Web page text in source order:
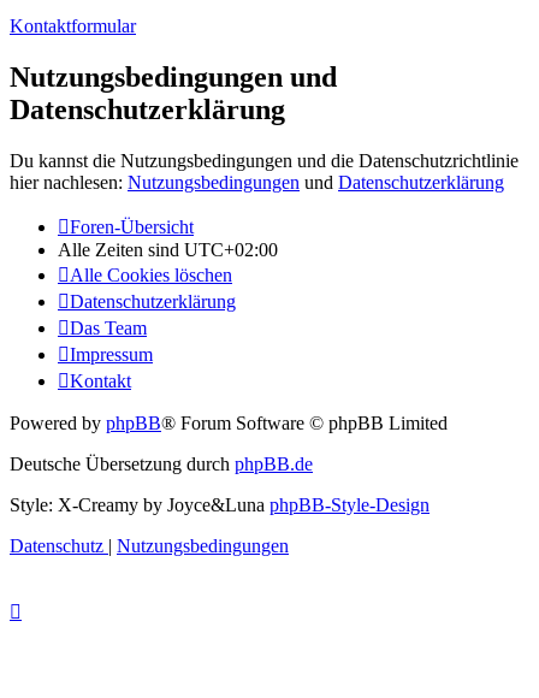
Kontaktformular
Nutzungsbedingungen und
Datenschutzerklärung
Du kannst die Nutzungsbedingungen und die Datenschutzrichtlinie
hier nachlesen: Nutzungsbedingungen und Datenschutzerklärung
Foren-Übersicht
Alle Zeiten sind UTC+02:00
Alle Cookies löschen
Datenschutzerklärung
Das Team
Impressum
Kontakt
Powered by phpBB® Forum Software © phpBB Limited
Deutsche Übersetzung durch phpBB.de
Style: X-Creamy by Joyce&Luna phpBB-Style-Design
Datenschutz | Nutzungsbedingungen